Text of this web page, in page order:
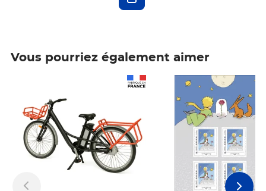
Vous pourriez également aimer
Prix 7,50€